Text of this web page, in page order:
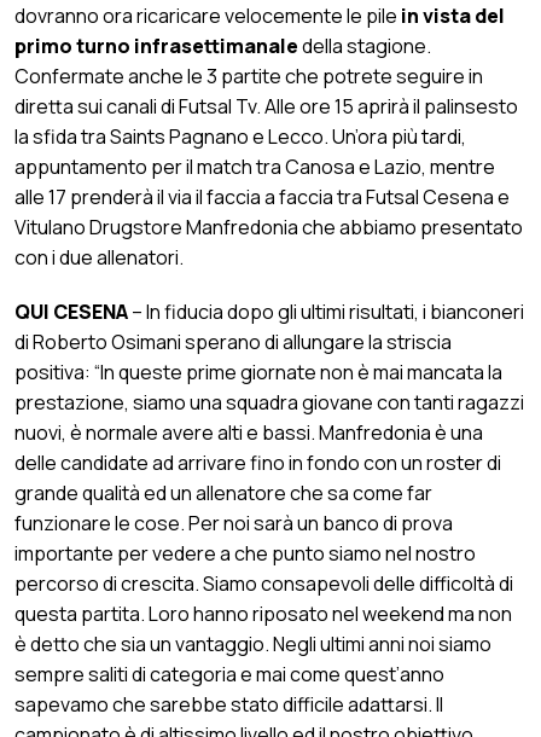
dovranno ora ricaricare velocemente le pile in vista del
primo turno infrasettimanaledella stagione.
Confermate anche le 3 partite che potrete seguire in
diretta sui canali di Futsal Tv. Alle ore 15 aprirà il palinsesto
la sfida tra Saints Pagnano e Lecco. Un’ora più tardi,
appuntamento per il match tra Canosa e Lazio, mentre
alle 17 prenderà il via il faccia a faccia tra Futsal Cesena e
Vitulano Drugstore Manfredonia che abbiamo presentato
con i due allenatori.
QUI CESENA– In fiducia dopo gli ultimi risultati, i bianconeri
di Roberto Osimani sperano di allungare la striscia
positiva: “In queste prime giornate non è mai mancata la
prestazione, siamo una squadra giovane con tanti ragazzi
nuovi, è normale avere alti e bassi. Manfredonia è una
delle candidate ad arrivare fino in fondo con un roster di
grande qualità ed un allenatore che sa come far
funzionare le cose. Per noi sarà un banco di prova
importante per vedere a che punto siamo nel nostro
percorso di crescita. Siamo consapevoli delle difficoltà di
questa partita. Loro hanno riposato nel weekend ma non
è detto che sia un vantaggio. Negli ultimi anni noi siamo
sempre saliti di categoria e mai come quest’anno
sapevamo che sarebbe stato difficile adattarsi. Il